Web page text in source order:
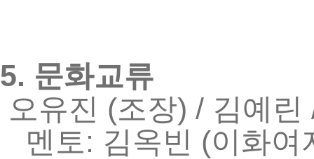
5. 문화교류
오유진 (조장) / 김예린
멘토: 김옥빈 (이화여